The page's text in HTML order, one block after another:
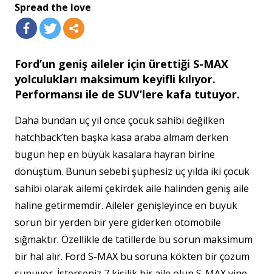
Spread the love
Ford’un geniş aileler için ürettiği S-MAX
yolculukları maksimum keyifli kılıyor.
Performansı ile de SUV’lere kafa tutuyor.
Daha bundan üç yıl önce çocuk sahibi değilken
hatchback’ten başka kasa araba almam derken
bugün hep en büyük kasalara hayran birine
dönüştüm. Bunun sebebi şüphesiz üç yılda iki çocuk
sahibi olarak ailemi çekirdek aile halinden geniş aile
haline getirmemdir. Aileler genişleyince en büyük
sorun bir yerden bir yere giderken otomobile
sığmaktır. Özellikle de tatillerde bu sorun maksimum
bir hal alır. Ford S-MAX bu soruna kökten bir çözüm